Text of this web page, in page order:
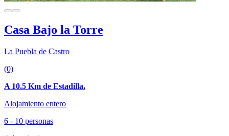
Casa Bajo la Torre
La Puebla de Castro
(0)
A 10.5 Km de Estadilla.
Alojamiento entero
6 - 10 personas